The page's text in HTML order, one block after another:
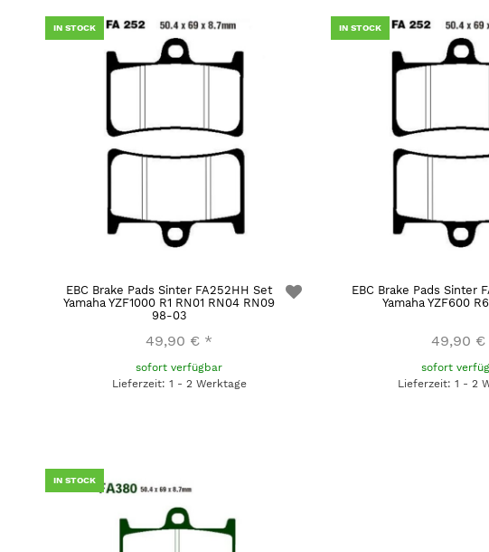
IN STOCK
EBC Brake Pads Sinter FA252HH Set
Yamaha YZF1000 R1 RN01 RN04 RN09
98-03
49,90 € *
sofort verfügbar
Lieferzeit: 1 - 2 Werktage
IN STOCK
EBC Brake Pads Sinter
Yamaha YZF600
49,90 €
sofort
Lieferzeit: 1 - 2
IN STOCK